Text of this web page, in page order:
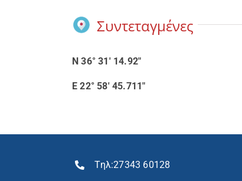
Συντεταγμένες
N 36° 31′ 14.92″
E 22° 58′ 45.711″
Τηλ:27343 60128